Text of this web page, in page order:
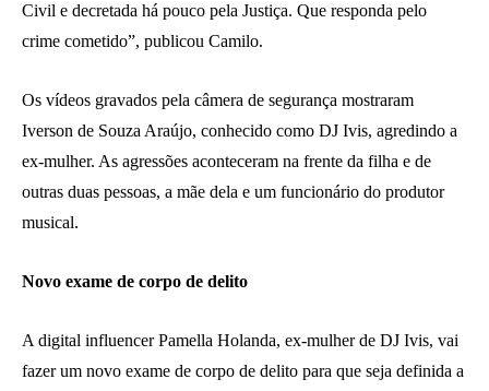
Civil e decretada há pouco pela Justiça. Que responda pelo
crime cometido”, publicou Camilo.
Os vídeos gravados pela câmera de segurança mostraram
Iverson de Souza Araújo, conhecido como DJ Ivis, agredindo a
ex-mulher. As agressões aconteceram na frente da filha e de
outras duas pessoas, a mãe dela e um funcionário do produtor
musical.
Novo exame de corpo de delito
A digital influencer Pamella Holanda, ex-mulher de DJ Ivis, vai
fazer um novo exame de corpo de delito para que seja definida a